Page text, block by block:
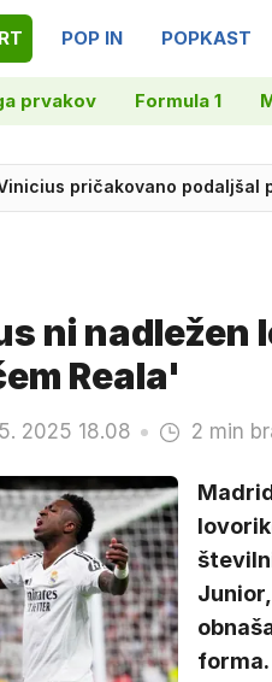
POP IN POPKAST
prvakov Formula 1
pričakovano podaljšal
ni nadležen
Reala'
2025 18.08 2 min
forma.